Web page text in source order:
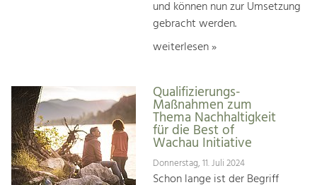
und können nun zur Umsetzung
gebracht werden.
weiterlesen »
Qualifizierungs-
Maßnahmen zum
Thema Nachhaltigkeit
für die Best of
Wachau Initiative
Donnerstag, 11. Juli 2024
Schon lange ist der Begriff